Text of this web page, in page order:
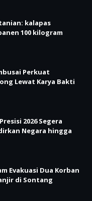
kalapas
100 kilogram
Perkuat
Lewat Karya Bakti
2026 Segera
Negara hingga
Evakuasi Dua Korban
di Sontang